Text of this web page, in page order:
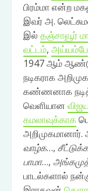
பிரம்மா என்ற
இவர் அ.
இல் தஞ்சாவூர்
வட்டம்,
1947 ஆம்
நடிகராக
கண்ணனாக
வெளியான
கமலாவுக்காக
அறிமுகமானார்.
வாழ்க…,
பாமா…,
பாடல்களால்